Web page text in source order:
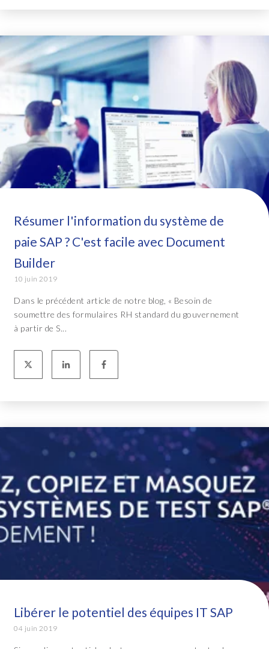
Résumer l'information du système de
paie SAP ? C'est facile avec Document
Builder
10 juin 2019
Dans le précédent article de notre blog, « Besoin de
soumettre des formulaires RH standard du gouvernement
à partir de S...
Libérer le potentiel des équipes IT SAP
04 juin 2019